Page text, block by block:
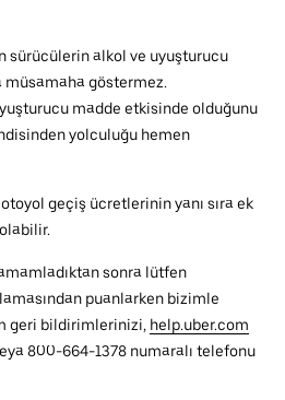
sürücülerin alkol ve uyuşturucu
müsamaha göstermez.
madde etkisinde olduğunu
yolculuğu hemen
geçiş ücretlerinin yanı sıra ek
sonra lütfen
puanlarken bizimle
geri bildirimlerinizi, help.uber.com
800-664-1378 numaralı telefonu